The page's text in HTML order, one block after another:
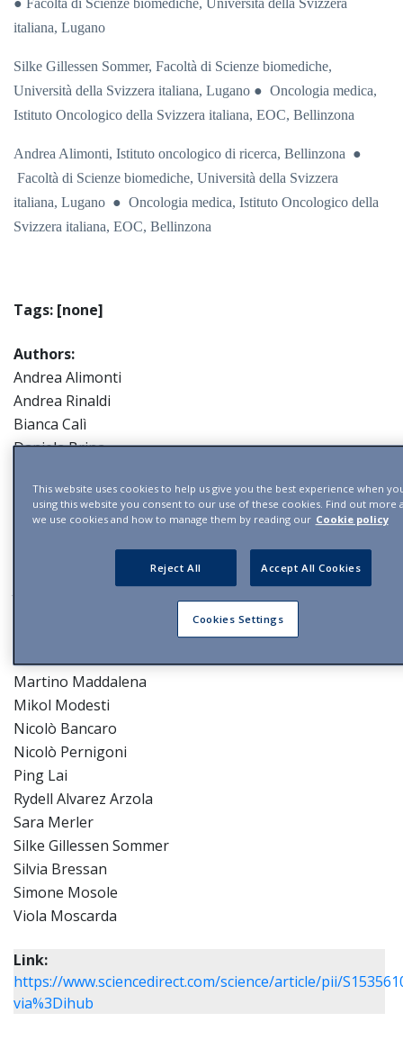
● Facoltà di Scienze biomediche, Università della Svizzera
italiana, Lugano
Silke Gillessen Sommer, Facoltà di Scienze biomediche,
Università della Svizzera italiana, Lugano ● Oncologia medica,
Istituto Oncologico della Svizzera italiana, EOC, Bellinzona
Andrea Alimonti, Istituto oncologico di ricerca, Bellinzona ●
Facoltà di Scienze biomediche, Università della Svizzera
italiana, Lugano ● Oncologia medica, Istituto Oncologico della
Svizzera italiana, EOC, Bellinzona
Tags: [none]
Authors:
Andrea Alimonti
Andrea Rinaldi
Bianca Calì
Daniela Brina
Elena Ricci
Emiliano Pasquini
Jean-Philippe Theurillat
Mariantonietta D’Ambrosio
Martino Maddalena
Mikol Modesti
Nicolò Bancaro
Nicolò Pernigoni
Ping Lai
Rydell Alvarez Arzola
Sara Merler
Silke Gillessen Sommer
Silvia Bressan
Simone Mosole
Viola Moscarda
Link:
https://www.sciencedirect.com/science/article/pii/
via%3Dihub
This website uses cookies to help us give you the best experience when
using this website you consent to our use of these cookies. Find out more
we use cookies and how to manage them by reading our Cookie policy
Reject All Accept All Cookies
Cookies Settings